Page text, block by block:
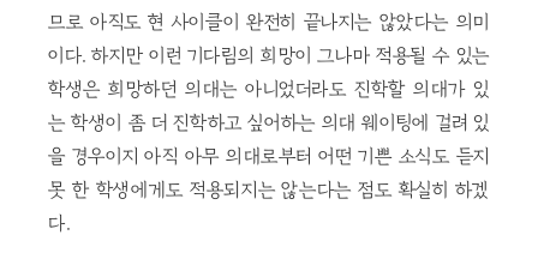
므로 아직도 현 사이클이 완전히 끝나지는 않았다는 의미
이다. 하지만 이런 기다림의 희망이 그나마 적용될 수 있는
학생은 희망하던 의대는 아니었더라도 진학할 의대가 있
는 학생이 좀 더 진학하고 싶어하는 의대 웨이팅에 걸려 있
을 경우이지 아직 아무 의대로부터 어떤 기쁜 소식도 듣지
못 한 학생에게도 적용되지는 않는다는 점도 확실히 하겠
다.